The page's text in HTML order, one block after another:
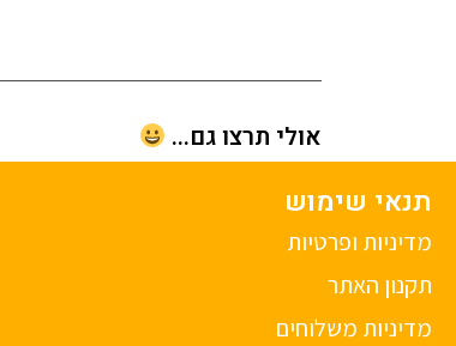
אולי תרצו גם...
תנאי שימוש
מדיניות ופרטיות
תקנון האתר
מדיניות משלוחים